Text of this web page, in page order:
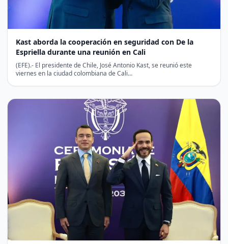
Kast aborda la cooperación en seguridad con De la
Espriella durante una reunión en Cali
(EFE).- El presidente de Chile, José Antonio Kast, se reunió este
viernes en la ciudad colombiana de Cali…